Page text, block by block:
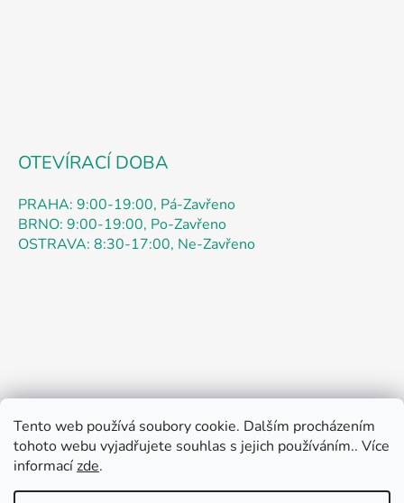
Tento web používá soubory cookie. Dalším procházením
tohoto webu vyjadřujete souhlas s jejich používáním.. Více
informacízde.
Rádi bychom vás informovali: speciální promo akce až 52
OTEVÍRACÍ DOBA
PRAHA: 9:00-19:00, Pá-Zavřeno
BRNO: 9:00-19:00, Po-Zavřeno
OSTRAVA: 8:30-17:00, Ne-Zavřeno
Obchodní podmínky Podmínky ochrany osobních údajů
Kontakty
Pokyny k objednávce Pokyny k registraci Reklamace